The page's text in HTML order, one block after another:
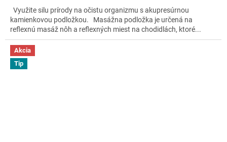
Využite silu prírody na očistu organizmu s akupresúrnou
kamienkovou podložkou. Masážna podložka je určená na
reflexnú masáž nôh a reflexných miest na chodidlách, ktoré...
Akcia
Tip